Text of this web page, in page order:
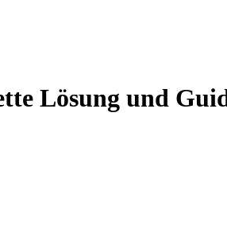
Lösung und